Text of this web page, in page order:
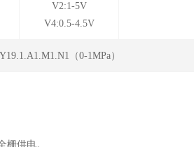
V2:1-5V
V4:0.5-4.5V
（0-1MPa）
供电。